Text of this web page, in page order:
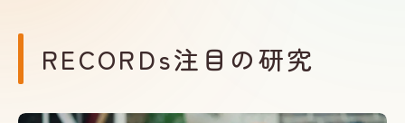
RECORDs注目の研究